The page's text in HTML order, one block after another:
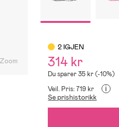
Zoom
2 IGJEN
314 kr
Du sparer 35 kr (-10%)
Veil. Pris: 719 kr
i
Se prishistorikk